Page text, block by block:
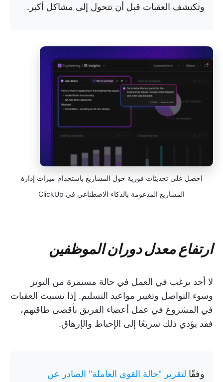
وتكتشف العقبات قبل أن تتحول إلى مشاكل أكبر.
احصل على تحديثات فورية حول المشاريع باستخدام ميزات إدارة
المشاريع المدعومة بالذكاء الاصطناعي في ClickUp
ارتفاع معدل دوران الموظفين
لا أحد يرغب في العمل في حالة مستمرة من التوتر
وسوء التواصل وتغيير مواعيد التسليم. إذا تسببت العقبات
في المشروع في عمل أعضاء الفريق بأقصى طاقتهم،
فقد يؤدي ذلك سريعًا إلى الإحباط والإرهاق.
وفقًا لتقرير "حالة القوى العاملة" الصادر عن